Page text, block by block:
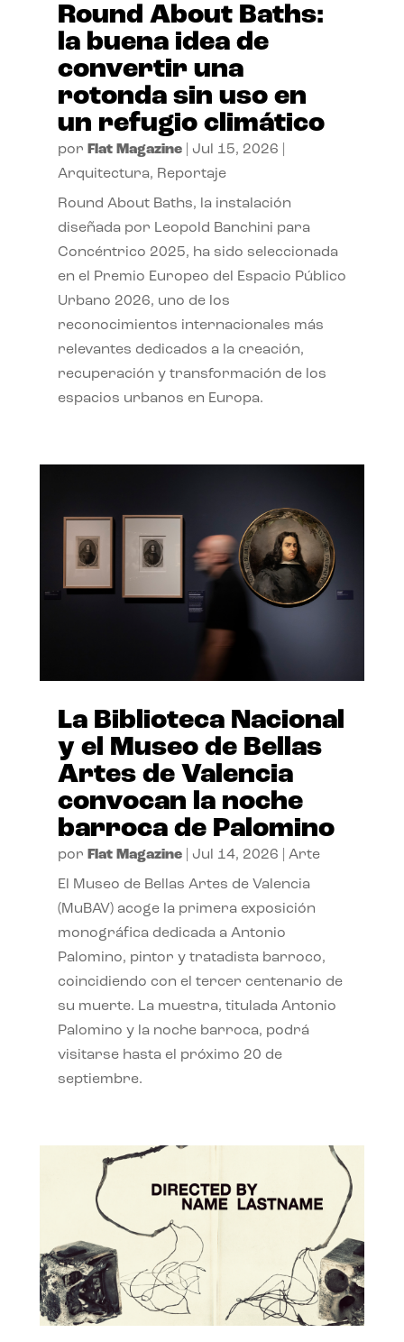
Round About Baths:
la buena idea de
convertir una
rotonda sin uso en
un refugio climático
por Flat Magazine| Jul 15, 2026
Arquitectura, Reportaje
Round About Baths, la instalación
diseñada por Leopold Banchini para
Concéntrico 2025, ha sido seleccionada
en el Premio Europeo del Espacio Público
Urbano 2026, uno de los
reconocimientos internacionales más
relevantes dedicados a la creación,
recuperación y transformación de los
espacios urbanos en Europa.
La Biblioteca Nacional
y el Museo de Bellas
Artes de Valencia
convocan la noche
barroca de Palomino
por Flat Magazine| Jul 14, 2026 Arte
El Museo de Bellas Artes de Valencia
(MuBAV) acoge la primera exposición
monográfica dedicada a Antonio
Palomino, pintor y tratadista barroco,
coincidiendo con el tercer centenario de
su muerte. La muestra, titulada Antonio
Palomino y la noche barroca, podrá
visitarse hasta el próximo 20 de
septiembre.